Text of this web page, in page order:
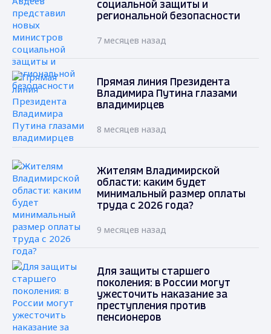
социальной защиты и
региональной безопасности
7 месяцев назад
Прямая линия Президента
Владимира Путина глазами
владимирцев
8 месяцев назад
Жителям Владимирской
области: каким будет
минимальный размер оплаты
труда с 2026 года?
9 месяцев назад
Для защиты старшего
поколения: в России могут
ужесточить наказание за
преступления против
пенсионеров